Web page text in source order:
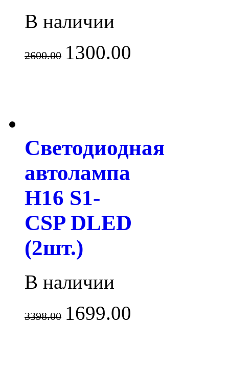
В наличии
2600.00 1300.00
Светодиодная
автолампа
H16 S1-
CSP DLED
(2шт.)
В наличии
3398.00 1699.00